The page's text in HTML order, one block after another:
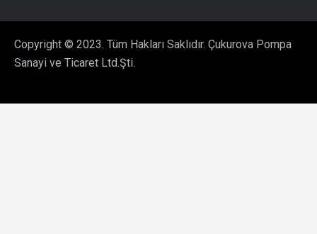
Copyright © 2023. Tüm Hakları Saklıdır. Çukurova Pompa
Sanayi ve Ticaret Ltd.Şti.